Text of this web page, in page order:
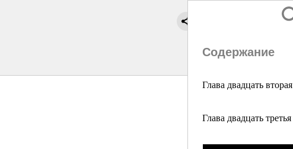
Содержание
Глава двадцать вторая
Глава двадцать третья